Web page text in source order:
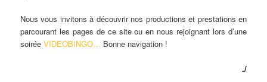
Nous vous invitons à découvrir nos productions et prestations en
parcourant les pages de ce site ou en nous rejoignant lors d’une
soiréeVIDEOBINGO… Bonne navigation !
./